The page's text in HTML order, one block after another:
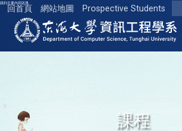
跳到主要內容區塊
回首頁 網站地圖 Prospective Students
東海大學logo
課程